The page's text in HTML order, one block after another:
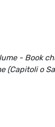
- Book
(Capitoli o